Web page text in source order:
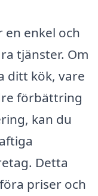
enkel och
tjänster. Om
ditt kök, vare
förbättring
kan du
Detta
priser och